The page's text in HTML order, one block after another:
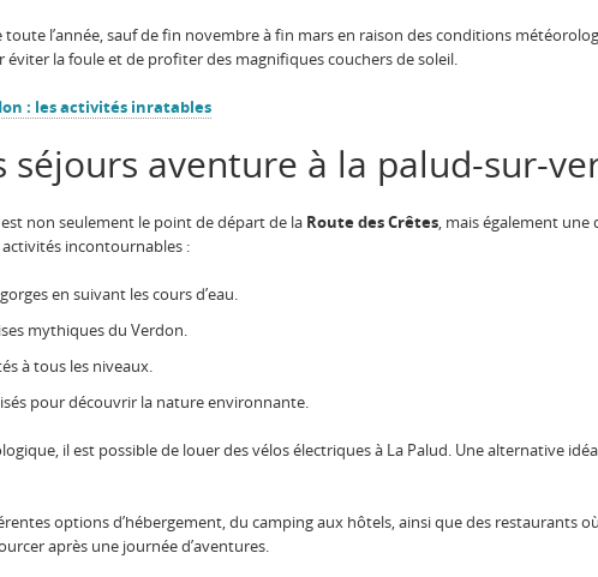
toute l’année, sauf de fin novembre à fin mars en raison des conditions
la foule et de profiter des magnifiques couchers de soleil.
: les activités inratables
séjours aventure à la palud-sur-
non seulement le point de départ de la Route des Crêtes, mais également
incontournables :
en suivant les cours d’eau.
mythiques du Verdon.
à tous les niveaux.
pour découvrir la nature environnante.
il est possible de louer des vélos électriques à La Palud. Une alternative
options d’hébergement, du camping aux hôtels, ainsi que des restaurants
après une journée d’aventures.